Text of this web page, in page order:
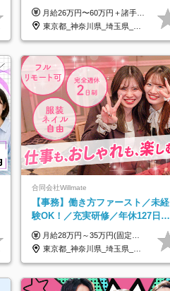
＊残業なし＊月給26万円以上
月給26万円〜60万円＋諸手当＋インセンティブ（２種）＋賞与 ★Point 設立から9ヶ月で全社員2万円の昇給実績 ※成果はしっかりと還元いたします！ ★Point 100％年収UPでの待遇提示も可能！ ※経験者であれば、100％年収アップも実現可能です。 ※試用期間最大2ヶ月/月給22万円〜
東京都_神奈川県_埼玉県_千葉県_茨城県
合同会社Willmate
【事務】働き方ファースト／未経
験OK！／充実研修／年休127日～
／残業なし／平均20代／リモート
OK
月給28万円～35万円(固定残業代含む)+インセンティブ＋各種手当 ※経験・能力等を考慮の上、決定します。 ※残業はほとんどありませんが、発生した場合は時間外手当を100％支給します。 【固定残業代について】 なし（残業代は、実際の労働時間に応じて別途全額支給）
東京都_神奈川県_埼玉県_千葉県_大阪府_愛知県_北海道_青森県_岩手県_宮城県_秋田県_山形県_福島県_茨城県_栃木県_群馬県_新潟県_山梨県_長野県_富山県_石川県_福井県_静岡県_岐阜県_三重県_兵庫県_京都府_滋賀県_奈良県_和歌山県_広島県_岡山県_鳥取県_島根県_山口県_徳島県_香川県_愛媛県_高知県_福岡県_熊本県_佐賀県_長崎県_大分県_宮崎県_鹿児島県_沖縄県_海外